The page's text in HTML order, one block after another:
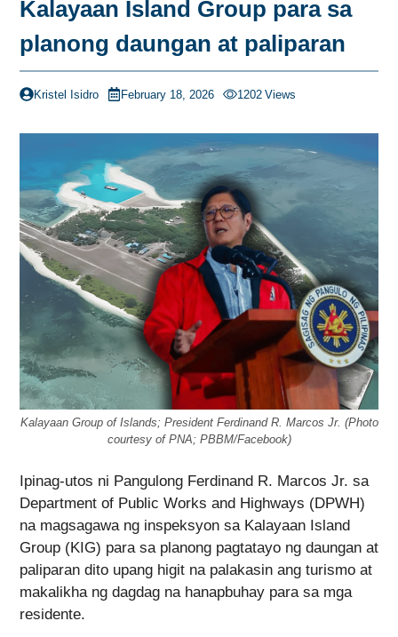
Kalayaan Island Group para sa
planong daungan at paliparan
Kristel Isidro February 18, 2026 1202 Views
Kalayaan Group of Islands; President Ferdinand R. Marcos Jr. (Photo
courtesy of PNA; PBBM/Facebook)
Ipinag-utos ni Pangulong Ferdinand R. Marcos Jr. sa
Department of Public Works and Highways (DPWH)
na magsagawa ng inspeksyon sa Kalayaan Island
Group (KIG) para sa planong pagtatayo ng daungan at
paliparan dito upang higit na palakasin ang turismo at
makalikha ng dagdag na hanapbuhay para sa mga
residente.